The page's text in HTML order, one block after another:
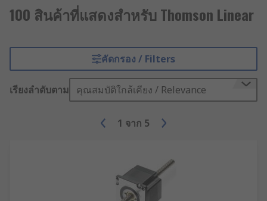
100 สินค้าที่แสดงสำหรับ Thomson Linear
คัดกรอง / Filters
เรียงลำดับตาม คุณสมบัติใกล้เคียง / Relevance
1 จาก 5